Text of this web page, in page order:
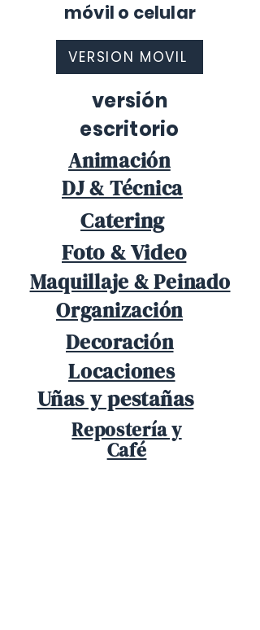
móvil o celular
VERSION MOVIL
versión
escritorio
Animación
DJ & Técnica
Catering
Foto & Video
Maquillaje & Peinado
Organización
Decoración
Locaciones
Uñas y pestañas
Repostería y
Café